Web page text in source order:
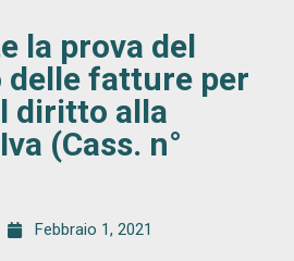
la prova del
delle fatture per
diritto alla
(Cass. n°
Febbraio 1, 2021